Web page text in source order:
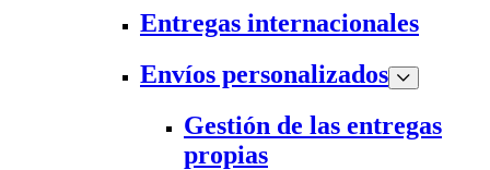
Entregas internacionales
Envíos personalizados
Gestión de las entregas
propias